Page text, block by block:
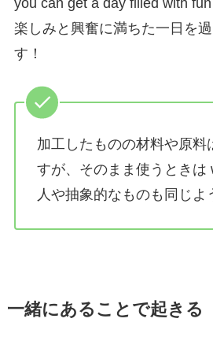
you can get a day filled with
楽しみと興奮に満ちた一日を
す！
加工したものの材料や原料
すが、そのまま使うときは
人や抽象的なものも同じよ
一緒にあることで起きる